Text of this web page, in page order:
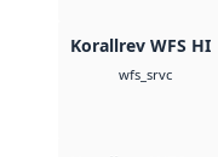
Korallrev WFS HI
wfs_srvc